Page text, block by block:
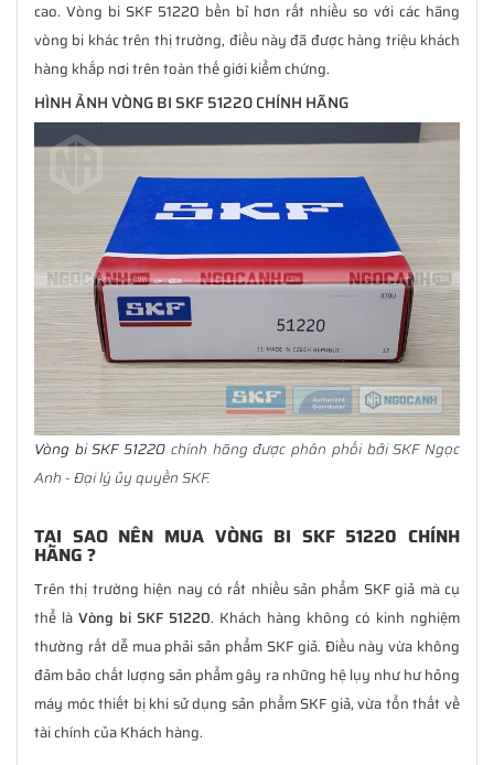
cao. Vòng bi SKF 51220 bền bỉ hơn rất nhiều so với các hãng
vòng bi khác trên thị trường, điều này đã được hàng triệu khách
hàng khắp nơi trên toàn thế giới kiểm chứng.
HÌNH ẢNH VÒNG BI SKF 51220 CHÍNH HÃNG
Vòng bi SKF 51220 chính hãng được phân phối bởi SKF Ngọc
Anh - Đại lý ủy quyền SKF.
TẠI SAO NÊN MUA VÒNG BI SKF 51220 CHÍNH
HÃNG ?
Trên thị trường hiện nay có rất nhiều sản phẩm SKF giả mà cụ
thể là Vòng bi SKF 51220. Khách hàng không có kinh nghiệm
thường rất dễ mua phải sản phẩm SKF giả. Điều này vừa không
đảm bảo chất lượng sản phẩm gây ra những hệ lụy như hư hỏng
máy móc thiết bị khi sử dụng sản phẩm SKF giả, vừa tổn thất về
tài chính của Khách hàng.